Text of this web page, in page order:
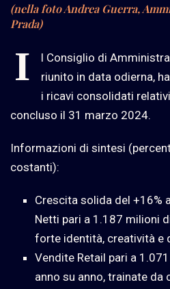
(nella foto Andrea Guerra,
Prada)
I
l Consiglio di
riunito in data odierna,
i ricavi consolidati
concluso il 31 marzo 2024.
Informazioni di sintesi
costanti):
Crescita solida del +16%
Netti pari a 1.187 milioni
forte identità, creatività e
Vendite Retail pari a
anno su anno, trainate